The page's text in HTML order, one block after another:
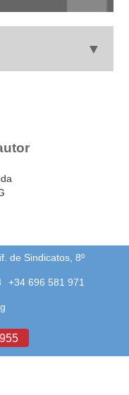
de Sindicatos, 8º
+34 696 581 971